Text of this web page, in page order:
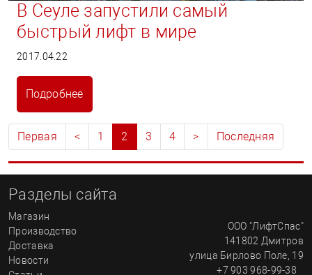
В Сеуле запустили самый
быстрый лифт в мире
2017.04.22
Подробнее
Первая < 1 2 3 4 > Последняя
Разделы сайта
Магазин
Производство
Доставка
Новости
ООО "ЛифтСпас"
141802 Дмитров
улица Бирлово Поле, 19
+7 903 968-99-38